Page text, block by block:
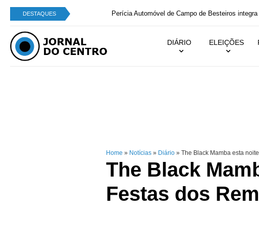
DESTAQUES Perícia Automóvel de Campo de Besteiros integra festas
DIÁRIO ELEIÇÕES
Home » Notícias » Diário » The Black Mamba esta
The Black
Festas dos